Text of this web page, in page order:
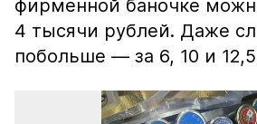
фирменной баночке
4 тысячи рублей. Даже
побольше — за 6, 10 и